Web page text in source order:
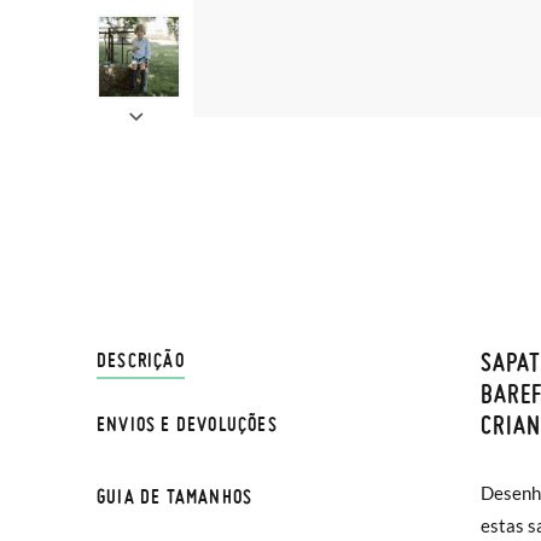
DESCRIÇÃO
estas
ENVIOS E DEVOLUÇÕES
Na
sua
Se
GUIA DE TAMANHOS